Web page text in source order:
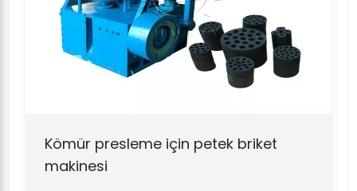
Kömür presleme için petek briket
makinesi